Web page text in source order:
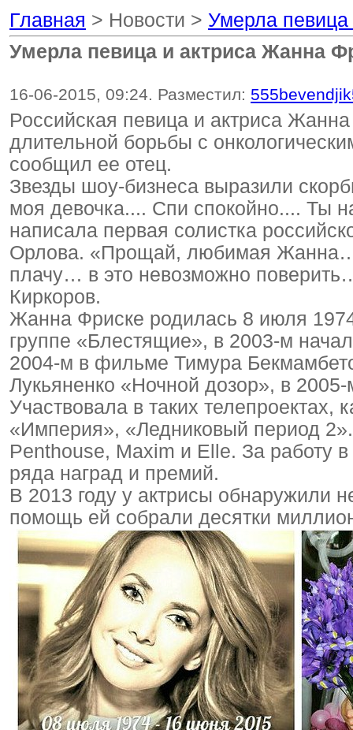
Главная > Новости > Умерла
Умерла певица и актриса Жанна
16-06-2015, 09:24. Разместил:
Российская певица и актриса
длительной борьбы с
сообщил ее отец.
Звезды шоу-бизнеса выразили
моя девочка.... Спи спокойно.... Ты
написала первая солистка
Орлова. «Прощай, любимая
плачу… в это невозможно
Киркоров.
Жанна Фриске родилась 8 июля
группе «Блестящие», в 2003-м
2004-м в фильме Тимура
Лукьяненко «Ночной дозор», в
Участвовала в таких
«Империя», «Ледниковый период
Penthouse, Maxim и Elle. За работу
ряда наград и премий.
В 2013 году у актрисы обнаружили
помощь ей собрали десятки